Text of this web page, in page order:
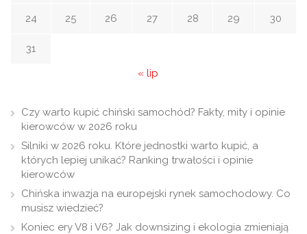
24 25 26 27 28 29 30
31
« lip
Czy warto kupić chiński samochód? Fakty, mity i opinie
kierowców w 2026 roku
Silniki w 2026 roku. Które jednostki warto kupić, a
których lepiej unikać? Ranking trwałości i opinie
kierowców
Chińska inwazja na europejski rynek samochodowy. Co
musisz wiedzieć?
Koniec ery V8 i V6? Jak downsizing i ekologia zmieniają